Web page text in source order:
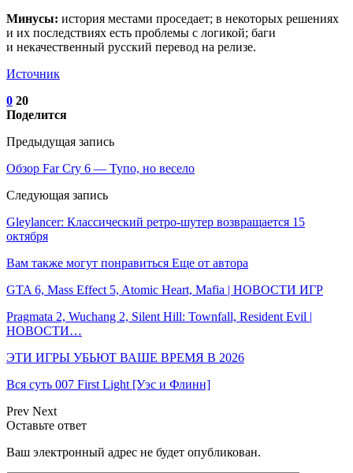
Минусы: история местами проседает; в некоторых решениях
и их последствиях есть проблемы с логикой; баги
и некачественный русский перевод на релизе.
Источник
0 20
Поделится
Предыдущая запись
Обзор Far Cry 6 — Тупо, но весело
Следующая запись
Gleylancer: Классический ретро-шутер возвращается 15
октября
Вам также могут понравиться Еще от автора
GTA 6, Mass Effect 5, Atomic Heart, Mafia | НОВОСТИ ИГР
Pragmata 2, Wuchang 2, Silent Hill: Townfall, Resident Evil |
НОВОСТИ…
ЭТИ ИГРЫ УБЬЮТ ВАШЕ ВРЕМЯ В 2026
Вся суть 007 First Light [Уэс и Флинн]
Prev Next
Оставьте ответ
Ваш электронный адрес не будет опубликован.